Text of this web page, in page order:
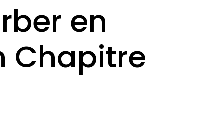
en
Chapitre